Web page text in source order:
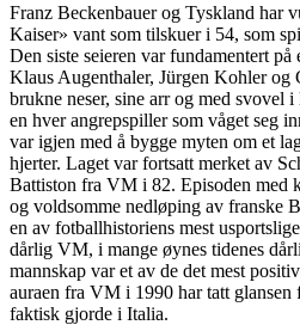
Franz Beckenbauer og Tyskland har
Kaiser» vant som tilskuer i 54, som
Den siste seieren var fundamentert på
Klaus Augenthaler, Jürgen Kohler
brukne neser, sine arr og med svovel
en hver angrepspiller som våget seg
var igjen med å bygge myten om et
hjerter. Laget var fortsatt merket av
Battiston fra VM i 82. Episoden med
og voldsomme nedløping av franske
en av fotballhistoriens mest
dårlig VM, i mange øynes tidenes
mannskap var et av de det mest
auraen fra VM i 1990 har tatt glansen
faktisk gjorde i Italia.